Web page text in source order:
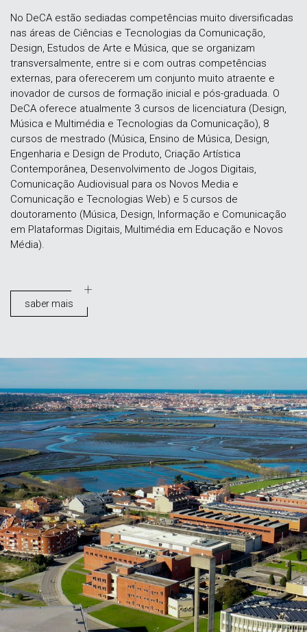
No DeCA estão sediadas competências muito diversificadas
nas áreas de Ciências e Tecnologias da Comunicação,
Design, Estudos de Arte e Música, que se organizam
transversalmente, entre si e com outras competências
externas, para oferecerem um conjunto muito atraente e
inovador de cursos de formação inicial e pós-graduada. O
DeCA oferece atualmente 3 cursos de licenciatura (Design,
Música e Multimédia e Tecnologias da Comunicação), 8
cursos de mestrado (Música, Ensino de Música, Design,
Engenharia e Design de Produto, Criação Artística
Contemporânea, Desenvolvimento de Jogos Digitais,
Comunicação Audiovisual para os Novos Media e
Comunicação e Tecnologias Web) e 5 cursos de
doutoramento (Música, Design, Informação e Comunicação
em Plataformas Digitais, Multimédia em Educação e Novos
Média).
saber mais